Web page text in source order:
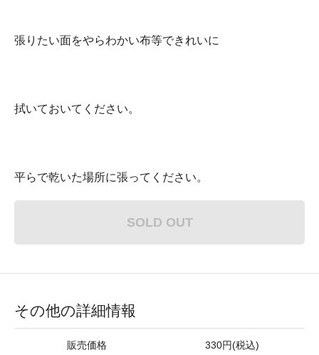
張りたい面をやらわかい布等できれいに
拭いておいてください。
平らで乾いた場所に張ってください。
SOLD OUT
その他の詳細情報
販売価格 330円(税込)